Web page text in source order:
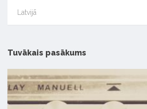
Latvijā
Tuvākais pasākums